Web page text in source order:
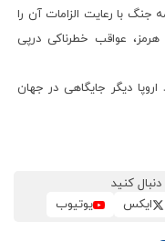
جنگ با رعایت الزامات آن را
عواقب خطرناکی درپی
دیگر جایگاهی در جهان
کنید
ایکس یوتیوب